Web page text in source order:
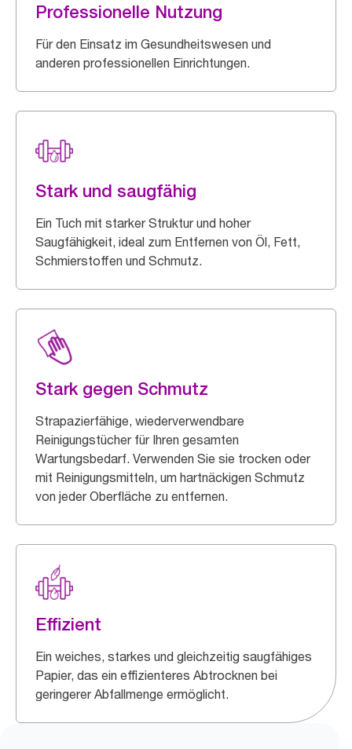
Professionelle Nutzung
Für den Einsatz im Gesundheitswesen und
anderen professionellen Einrichtungen.
Stark und saugfähig
Ein Tuch mit starker Struktur und hoher
Saugfähigkeit, ideal zum Entfernen von Öl, Fett,
Schmierstoffen und Schmutz.
Stark gegen Schmutz
Strapazierfähige, wiederverwendbare
Reinigungstücher für Ihren gesamten
Wartungsbedarf. Verwenden Sie sie trocken oder
mit Reinigungsmitteln, um hartnäckigen Schmutz
von jeder Oberfläche zu entfernen.
Effizient
Ein weiches, starkes und gleichzeitig saugfähiges
Papier, das ein effizienteres Abtrocknen bei
geringerer Abfallmenge ermöglicht.